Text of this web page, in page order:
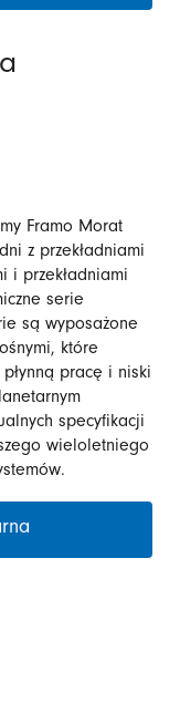
Framo Morat
z przekładniami
i przekładniami
serie
są wyposażone
które
pracę i niski
specyfikacji
wieloletniego